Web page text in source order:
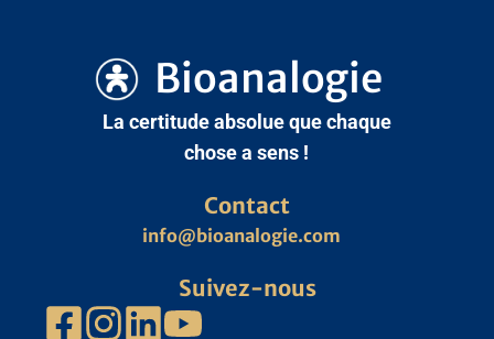
Bioanalogie
La certitude absolue que chaque
chose a sens !
Contact
info@bioanalogie.com
Suivez-nous